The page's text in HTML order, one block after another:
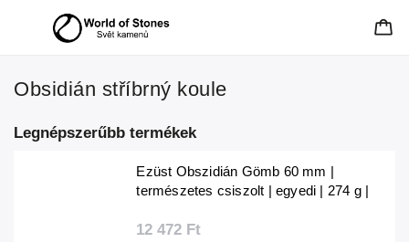
Obsidián stříbrný koule
Legnépszerűbb termékek
Ezüst Obszidián Gömb 60 mm |
természetes csiszolt | egyedi | 274 g |
12 472 Ft